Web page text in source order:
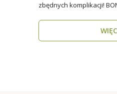
zbędnych komplikacji! BONIN V19_A1 to